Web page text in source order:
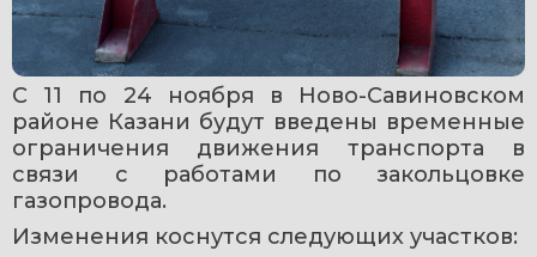
С 11 по 24 ноября в Ново-Савиновском
районе Казани будут введены временные
ограничения движения транспорта в
связи с работами по закольцовке
газопровода.
Изменения коснутся следующих участков: